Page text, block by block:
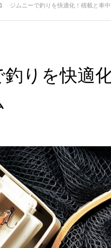
ジムニーで釣りを快適化！積載と車
りを快適